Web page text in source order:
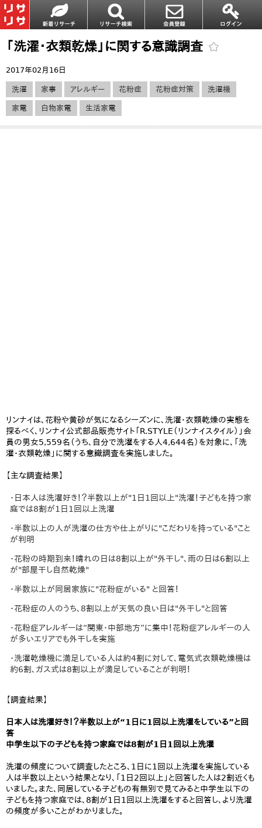
「洗濯・衣類乾燥」に関する意識調査
2017年02月16日
洗濯 家事 アレルギー 花粉症 花粉症対策 洗濯機
家電 白物家電 生活家電
リンナイは、花粉や黄砂が気になるシーズンに、洗濯・衣類乾燥の実態を
探るべく、リンナイ公式部品販売サイト「R.STYLE（リンナイスタイル）」会
員の男女5,559名（うち、自分で洗濯をする人4,644名）を対象に、「洗
濯・衣類乾燥」に関する意識調査を実施しました。
【主な調査結果】
・日本人は洗濯好き！？半数以上が"1日1回以上"洗濯！子どもを持つ家
庭では8割が1日1回以上洗濯
・半数以上の人が洗濯の仕方や仕上がりに"こだわりを持っている"こと
が判明
・花粉の時期到来！晴れの日は8割以上が"外干し"、雨の日は6割以上
が"部屋干し自然乾燥"
・半数以上が同居家族に"花粉症がいる" と回答！
・花粉症の人のうち、8割以上が天気の良い日は"外干し"と回答
・花粉症アレルギーは“関東・中部地方”に集中！花粉症アレルギーの人
が多いエリアでも外干しを実施
・洗濯乾燥機に満足している人は約4割に対して、電気式衣類乾燥機は
約6割、ガス式は8割以上が満足していることが判明！
【調査結果】
日本人は洗濯好き！？半数以上が“1日に1回以上洗濯をしている”と回
答
中学生以下の子どもを持つ家庭では8割が1日1回以上洗濯
洗濯の頻度について調査したところ、1日に1回以上洗濯を実施している
人は半数以上という結果となり、「1日2回以上」と回答した人は2割近くも
いました。また、同居している子どもの有無別で見てみると中学生以下の
子どもを持つ家庭では、8割が1日1回以上洗濯をすると回答し、より洗濯
の頻度が多いことがわかりました。